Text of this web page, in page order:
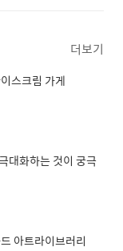
더보기
스크림 가게
대화하는 것이 궁극
아트라이브러리